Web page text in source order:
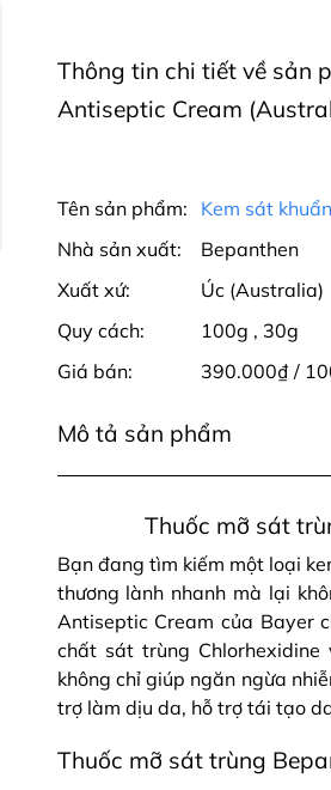
Thông tin chi tiết về sản
Antiseptic Cream
Tên sản phẩm:
Kem sát
Nhà sản xuất:
Bepanthen
Xuất xứ:
Úc (Australia)
Quy cách:
100g , 30g
Giá bán:
390.000₫ /
Mô tả sản phẩm
Thuốc mỡ sát
Bạn đang tìm kiếm một loại
thương lành nhanh mà lại
Antiseptic Cream của Bayer
chất sát trùng Chlorhexidine
không chỉ giúp ngăn ngừa
trợ làm dịu da, hỗ trợ tái tạo
Thuốc mỡ sát trùng